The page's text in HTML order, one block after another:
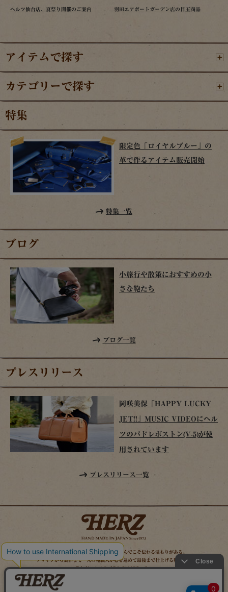
ヘルツ仙台店、夏祭り開催のご案内 羽田エアポートガーデン店の目玉商品
アイテムで探す
カテゴリーで探す
特集
限定色「ロイヤルブルー」の
革で作るアイテム販売開始
特集一覧
ブログ
小旅行や散策におすすめの小
さな鞄たち
ブログ一覧
プレスリリース
岡咲美保「HAPPY LUCKY
JET!!」MUSIC VIDEOにヘル
ツのパドレボストン(V-5)が使
用されています
プレスリリース一覧
時を経てこそ解る味わいがある。使い込んでこそ伝わる温もりがある。
デザインから製作まで一人の鞄職人が心を込めて最後まで仕上げる鞄作り。
それがヘルツのブランドスピリット。
MAIL MAGAZINE